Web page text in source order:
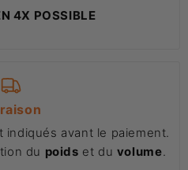
4X POSSIBLE
avant le paiement.
du poids et du volume